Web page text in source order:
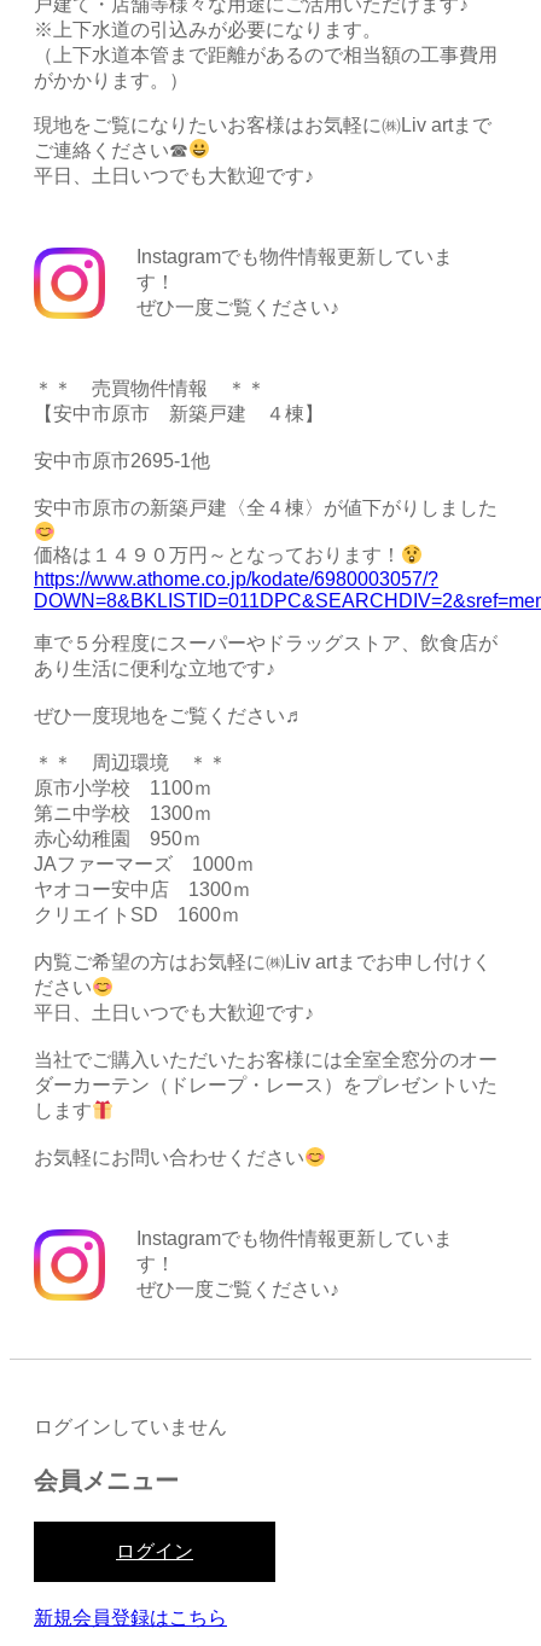
※上下水道の引込みが必要になります。
（上下水道本管まで距離があるので相当額の工事費用
がかかります。）
現地をご覧になりたいお客様はお気軽に㈱Liv artまで
ご連絡ください☎
平日、土日いつでも大歓迎です♪
Instagramでも物件情報更新していま
す！
ぜひ一度ご覧ください♪
＊＊ 売買物件情報 ＊＊
【安中市原市 新築戸建 ４棟】
安中市原市2695-1他
安中市原市の新築戸建〈全４棟〉が値下がりしました
価格は１４９０万円～となっております！
https://www.athome.co.jp/kodate/6980003057/?
車で５分程度にスーパーやドラッグストア、飲食店が
あり生活に便利な立地です♪
ぜひ一度現地をご覧ください♬
＊＊ 周辺環境 ＊＊
原市小学校 1100ｍ
第ニ中学校 1300ｍ
赤心幼稚園 950ｍ
JAファーマーズ 1000ｍ
ヤオコー安中店 1300ｍ
クリエイトSD 1600ｍ
内覧ご希望の方はお気軽に㈱Liv artまでお申し付けく
ださい
平日、土日いつでも大歓迎です♪
当社でご購入いただいたお客様には全室全窓分のオー
ダーカーテン（ドレープ・レース）をプレゼントいた
します
お気軽にお問い合わせください
Instagramでも物件情報更新していま
す！
ぜひ一度ご覧ください♪
ログインしていません
会員メニュー
ログイン
新規会員登録はこちら